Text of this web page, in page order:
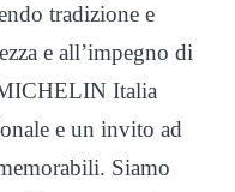
tradizione e
e all’impegno di
Italia
e un invito ad
Siamo